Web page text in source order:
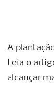
A
Leia o
alcançar